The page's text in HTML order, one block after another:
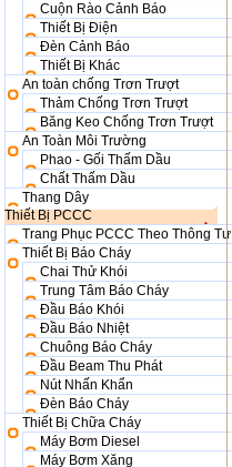
Cuộn Rào Cảnh Báo
Thiết Bị Điện
Đèn Cảnh Báo
Thiết Bị Khác
An toàn chống Trơn Trượt
Thảm Chống Trơn Trượt
Băng Keo Chống Trơn Trượt
An Toàn Môi Trường
Phao - Gối Thấm Dầu
Chất Thấm Dầu
Thang Dây
Thiết Bị PCCC
Trang Phục PCCC Theo Thông Tư
Thiết Bị Báo Cháy
Chai Thử Khói
Trung Tâm Báo Cháy
Đầu Báo Khói
Đầu Báo Nhiệt
Chuông Báo Cháy
Đầu Beam Thu Phát
Nút Nhấn Khẩn
Đèn Báo Cháy
Thiết Bị Chữa Cháy
Máy Bơm Diesel
Máy Bơm Xăng